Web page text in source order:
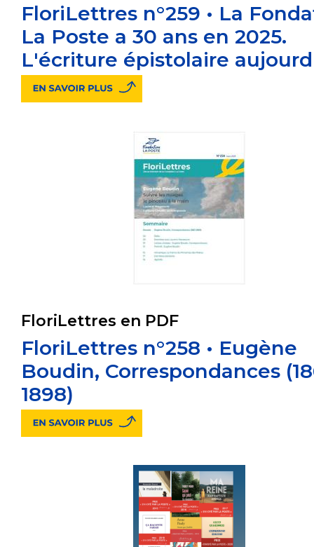
FloriLettres n°259 • La
La Poste a 30 ans en 2025.
L'écriture épistolaire
FloriLettres en PDF
FloriLettres n°258 • Eugène
Boudin, Correspondances
1898)